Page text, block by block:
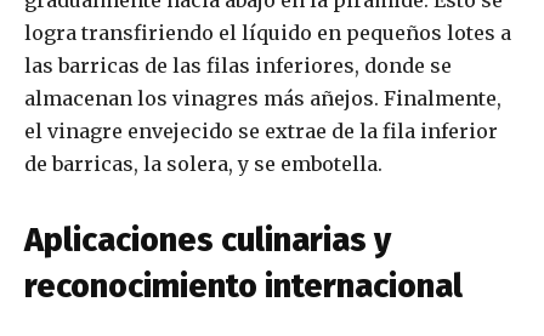
logra transfiriendo el líquido en pequeños lotes a
las barricas de las filas inferiores, donde se
almacenan los vinagres más añejos. Finalmente,
el vinagre envejecido se extrae de la fila inferior
de barricas, la solera, y se embotella.
Aplicaciones culinarias y
reconocimiento internacional